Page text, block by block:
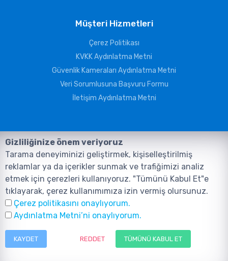
Müşteri Hizmetleri
Çerez Politikası
KVKK Aydınlatma Metni
Güvenlik Kameraları Aydınlatma Metni
Veri Sorumlusuna Başvuru Formu
İletişim Aydınlatma Metni
©2026, Tüm Hakları ANIL TELEKOMÜNİKASYON GÜVENLİK VE BİLİŞİM
SİSTEMLERİ SAN. TİC. LTD. ŞTİ. aittir.Tasarım ve Yazılım:
Tasarım Yazılım ve Teknoloji
Gizliliğinize önem veriyoruz
Tarama deneyiminizi geliştirmek, kişiselleştirilmiş
reklamlar ya da içerikler sunmak ve trafiğimizi analiz
etmek için çerezleri kullanıyoruz. "Tümünü Kabul Et"e
tıklayarak, çerez kullanımımıza izin vermiş olursunuz.
Çerez politikasını onaylıyorum.
Aydınlatma Metni’ni onaylıyorum.
KAYDET REDDET TÜMÜNÜ KABUL ET